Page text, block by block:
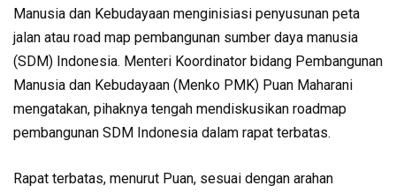
Manusia dan Kebudayaan menginisiasi penyusunan peta
jalan atau road map pembangunan sumber daya manusia
(SDM) Indonesia. Menteri Koordinator bidang Pembangunan
Manusia dan Kebudayaan (Menko PMK) Puan Maharani
mengatakan, pihaknya tengah mendiskusikan roadmap
pembangunan SDM Indonesia dalam rapat terbatas.
Rapat terbatas, menurut Puan, sesuai dengan arahan